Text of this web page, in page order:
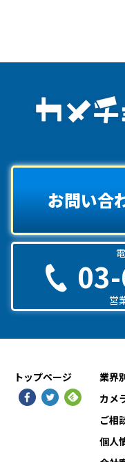
お問い合
営
トップページ
業界
カメ
ご相
個人